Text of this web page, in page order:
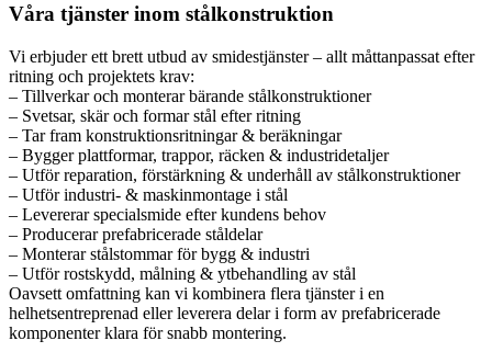
Våra tjänster inom stålkonstruktion
Vi erbjuder ett brett utbud av smidestjänster – allt måttanpassat efter
ritning och projektets krav:
– Tillverkar och monterar bärande stålkonstruktioner
– Svetsar, skär och formar stål efter ritning
– Tar fram konstruktionsritningar & beräkningar
– Bygger plattformar, trappor, räcken & industridetaljer
– Utför reparation, förstärkning & underhåll av stålkonstruktioner
– Utför industri- & maskinmontage i stål
– Levererar specialsmide efter kundens behov
– Producerar prefabricerade ståldelar
– Monterar stålstommar för bygg & industri
– Utför rostskydd, målning & ytbehandling av stål
Oavsett omfattning kan vi kombinera flera tjänster i en
helhetsentreprenad eller leverera delar i form av prefabricerade
komponenter klara för snabb montering.